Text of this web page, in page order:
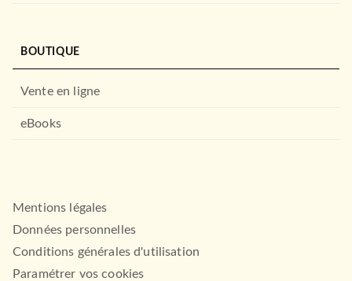
BOUTIQUE
Vente en ligne
eBooks
Mentions légales
Données personnelles
Conditions générales d'utilisation
Paramétrer vos cookies